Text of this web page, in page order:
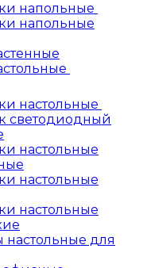
напольные
напольные
настольные
светодиодный
настольные
настольные
настольные
для